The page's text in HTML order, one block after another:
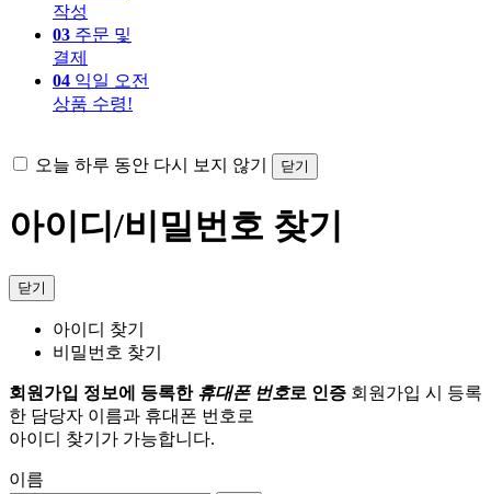
작성
03 주문 및
결제
04 익일 오전
상품 수령!
오늘 하루 동안 다시 보지 않기 닫기
아이디/비밀번호 찾기
닫기
아이디 찾기
비밀번호 찾기
회원가입 정보에 등록한 휴대폰 번호로 인증 회원가입 시 등록
한 담당자 이름과 휴대폰 번호로
아이디 찾기가 가능합니다.
이름